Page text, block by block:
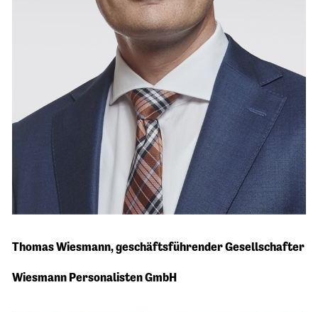
"In unserem Beruf der Personalvermittlung dreht
sich alles ums Suchen und Finden. Mit
DEUTSCHLAND RUNDET AUF haben wir das
Thomas Wiesmann,geschäftsführender Gesellschafter
Wiesmann Personalisten GmbH